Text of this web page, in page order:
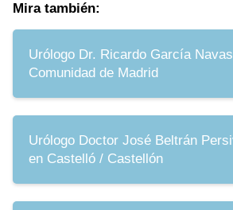
Mira también:
Urólogo Dr. Ricardo García
Comunidad de Madrid
Urólogo Doctor José Beltrán
en Castelló / Castellón